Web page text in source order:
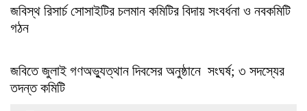
জবিস্থ রিসার্চ সোসাইটির চলমান কমিটির বিদায় সংবর্ধনা ও নবকমিটি
গঠন
জবিতে জুলাই গণঅভ্যুত্থান দিবসের অনুষ্ঠানে সংঘর্ষ; ৩ সদস্যের
তদন্ত কমিটি